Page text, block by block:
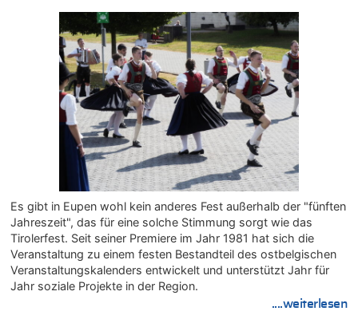
In Belgien missachten zwei von drei Autofahrern das
Tempolimit in 30er-Zonen – Untersuchung von Vias
07.08.2026 - 11:20 von JoKrings zu
In Belgien missachten zwei von drei Autofahrern das
Tempolimit in 30er-Zonen – Untersuchung von Vias
07.08.2026 - 11:15 von Dax zu
Wie kam es zur Ceuta-Krise?
07.08.2026 - 11:12 von Frage zu
Wasserstand des Rheins in NRW so niedrig wie noch nie
07.08.2026 - 10:29 von Soso zu
Aachen ab 11. August wieder Mekka des Pferdesports –
Belgien setzt bei Reit-WM auf starke Springreiter
07.08.2026 - 10:23 von Opa zu
In Belgien missachten zwei von drei Autofahrern das
Tempolimit in 30er-Zonen – Untersuchung von Vias
07.08.2026 - 10:05 von Ostbelgien Direkt zu
Soll Belgien Tempolimit auf Autobahnen erhöhen? – In
Es gibt in Eupen wohl kein anderes Fest außerhalb der "fünften
Jahreszeit", das für eine solche Stimmung sorgt wie das
Tirolerfest. Seit seiner Premiere im Jahr 1981 hat sich die
Veranstaltung zu einem festen Bestandteil des ostbelgischen
Veranstaltungskalenders entwickelt und unterstützt Jahr für
Jahr soziale Projekte in der Region.
....weiterlesen